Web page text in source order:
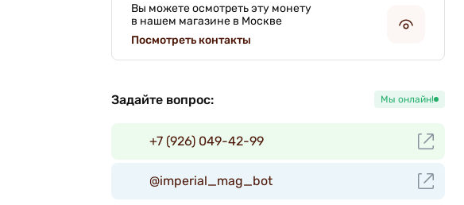
Вы можете осмотреть эту монету
в нашем магазине в Москве
Посмотреть контакты
Задайте вопрос: Мы онлайн!
+7 (926) 049-42-99
@imperial_mag_bot